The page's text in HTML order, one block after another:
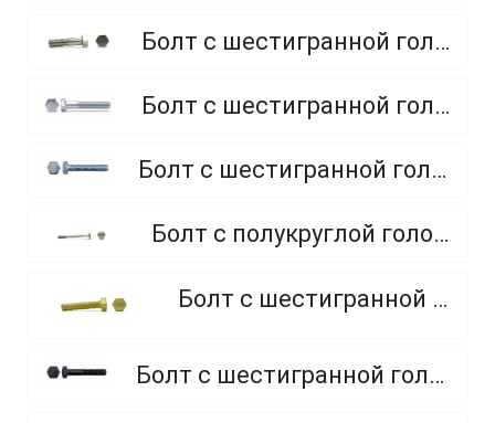
Болт с шестигранной головкой, неполная резьба, класс прочности 5.8
Болт с шестигранной головкой, неполная резьба, класс прочности 8.8
Болт с шестигранной головкой, полная резьба, класс прочности 10.9 и 12.9
Болт с полукруглой головкой и квадратным подголовником
Болт с шестигранной головкой, из латуни
Болт с шестигранной головкой, неполная резьба, класс прочности 10.9 и 12.9